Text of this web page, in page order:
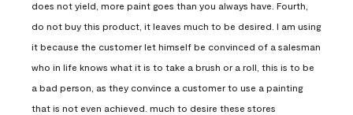
does not yield, more paint goes than you always have. Fourth,
do not buy this product, it leaves much to be desired. I am using
it because the customer let himself be convinced of a salesman
who in life knows what it is to take a brush or a roll, this is to be
a bad person, as they convince a customer to use a painting
that is not even achieved. much to desire these stores